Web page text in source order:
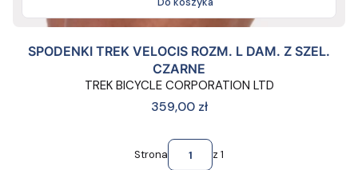
SPODENKI TREK VELOCIS ROZM. L DAM. Z SZEL.
CZARNE
TREK BICYCLE CORPORATION LTD
Cena
359,00 zł
Strona z 1